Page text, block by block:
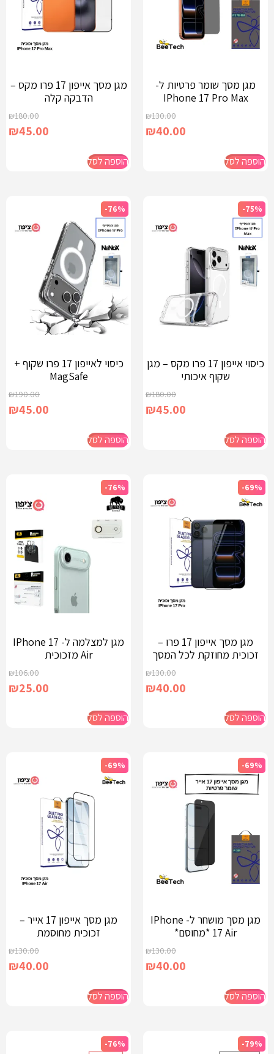
מגן מסך שומר פרטיות ל-
IPhone 17 Pro Max
₪130.00
₪40.00
הוספה לסל
מגן מסך אייפון 17 פרו מקס –
הדבקה קלה
₪180.00
₪45.00
הוספה לסל
-75%
כיסוי אייפון 17 פרו מקס – מגן
שקוף איכותי
₪180.00
₪45.00
הוספה לסל
-76%
כיסוי לאייפון 17 פרו שקוף +
MagSafe
₪190.00
₪45.00
הוספה לסל
-69%
מגן מסך אייפון 17 פרו –
זכוכית מחוזקת לכל המסך
₪130.00
₪40.00
הוספה לסל
-76%
מגן למצלמה ל- IPhone 17
Air מזכוכית
₪106.00
₪25.00
הוספה לסל
-69%
מגן מסך מושחר ל- IPhone
17 Air *מחוסם*
₪130.00
₪40.00
הוספה לסל
-69%
מגן מסך אייפון 17 אייר –
זכוכית מחוסמת
₪130.00
₪40.00
הוספה לסל
-79%
-76%